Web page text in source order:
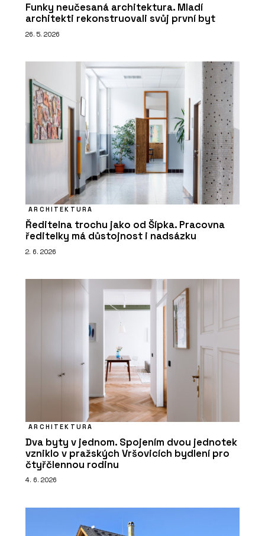
Funky neučesaná architektura. Mladí
architekti rekonstruovali svůj první byt
26. 5. 2026
ARCHITEKTURA
Ředitelna trochu jako od Šípka. Pracovna
ředitelky má důstojnost i nadsázku
2. 6. 2026
ARCHITEKTURA
Dva byty v jednom. Spojením dvou jednotek
vzniklo v pražských Vršovicích bydlení pro
čtyřčlennou rodinu
4. 6. 2026